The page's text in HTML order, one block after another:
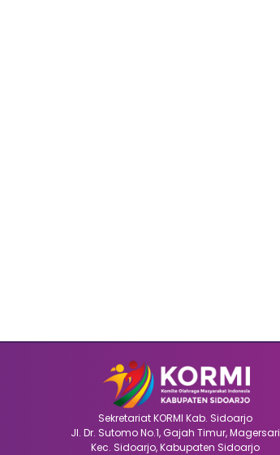
Sekretariat KORMI Kab. Sidoarjo
Jl. Dr. Sutomo No.1, Gajah Timur, Magersari
Kec. Sidoarjo, Kabupaten Sidoarjo